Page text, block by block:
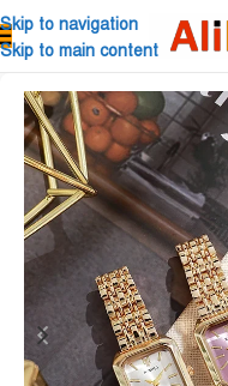
Skip to navigation
Skip to main content